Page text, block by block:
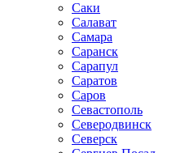
Саки
Салават
Самара
Саранск
Сарапул
Саратов
Саров
Севастополь
Северодвинск
Северск